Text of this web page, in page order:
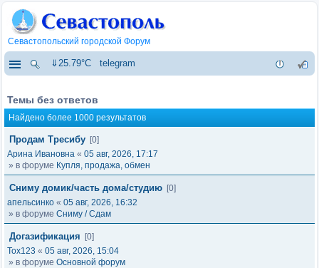
Севастопольский городской Форум
⇓25.79°C telegram
Темы без ответов
Найдено более 1000 результатов
Продам Тресибу [0]
Арина Ивановна « 05 авг, 2026, 17:17
» в форуме Купля, продажа, обмен
Сниму домик/часть дома/студию [0]
апельсинко « 05 авг, 2026, 16:32
» в форуме Сниму / Сдам
Догазификация
[0]
Tox123 « 05 авг, 2026, 15:04
» в форуме Основной форум